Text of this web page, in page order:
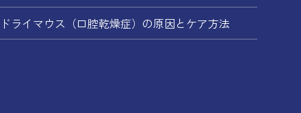
ドライマウス（口腔乾燥症）の原因とケア方法